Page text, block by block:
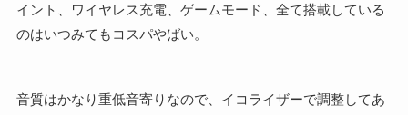
イント、ワイヤレス充電、ゲームモード、全て搭載している
のはいつみてもコスパやばい。
音質はかなり重低音寄りなので、イコライザーで調整してあ